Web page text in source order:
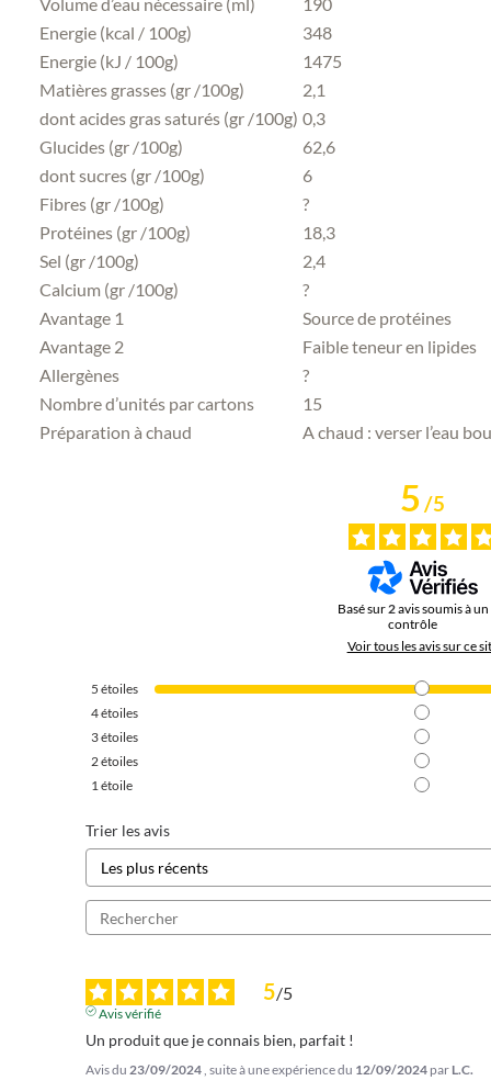
Volume d’eau nécessaire (ml)
190
Energie (kcal / 100g)
348
Energie (kJ / 100g)
1475
Matières grasses (gr /100g)
2,1
dont acides gras saturés (gr /100g) 0,3
Glucides (gr /100g)
62,6
dont sucres (gr /100g)
6
Fibres (gr /100g)
?
Protéines (gr /100g)
18,3
Sel (gr /100g)
2,4
Calcium (gr /100g)
?
Avantage 1
Source de protéines
Avantage 2
Faible teneur en lipides
Allergènes
?
Nombre d’unités par cartons
15
Préparation à chaud
A chaud : verser l’eau
5/5
Basé sur2avis soumis à un
contrôle
Voir tous les avis sur ce
5 étoiles
4étoiles
3étoiles
2étoiles
1étoile
Trier les avis
5/5
Avis vérifié
Un produit que je connais bien, parfait !
Avis du 23/09/2024 , suite à une expérience du 12/09/2024 par L.C.